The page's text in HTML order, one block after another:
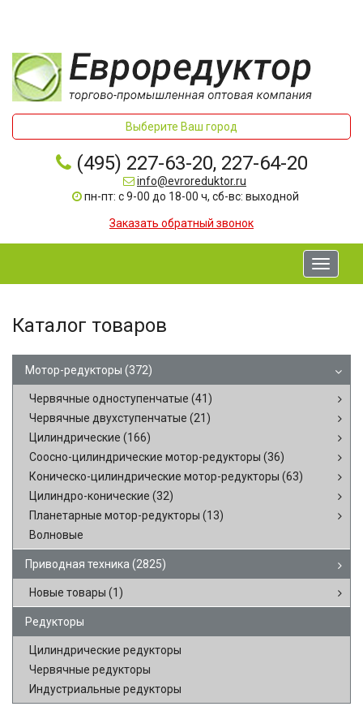
Выберите Ваш город
(495) 227-63-20, 227-64-20
info@evroreduktor.ru
пн-пт: с 9-00 до 18-00 ч, сб-вс: выходной
Заказать обратный звонок
Toggle
Каталог товаров
Мотор-редукторы (372)
Червячные одноступенчатые (41)
Червячные двухступенчатые (21)
Цилиндрические (166)
Соосно-цилиндрические мотор-редукторы (36)
Коническо-цилиндрические мотор-редукторы (63)
Цилиндро-конические (32)
Планетарные мотор-редукторы (13)
Волновые
Приводная техника (2825)
Новые товары (1)
Редукторы
Цилиндрические редукторы
Червячные редукторы
Индустриальные редукторы